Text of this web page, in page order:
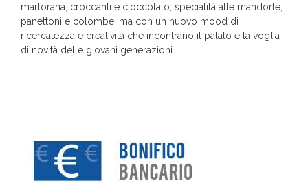
martorana, croccanti e cioccolato, specialità alle mandorle,
panettoni e colombe, ma con un nuovo mood di
ricercatezza e creatività che incontrano il palato e la voglia
di novità delle giovani generazioni.